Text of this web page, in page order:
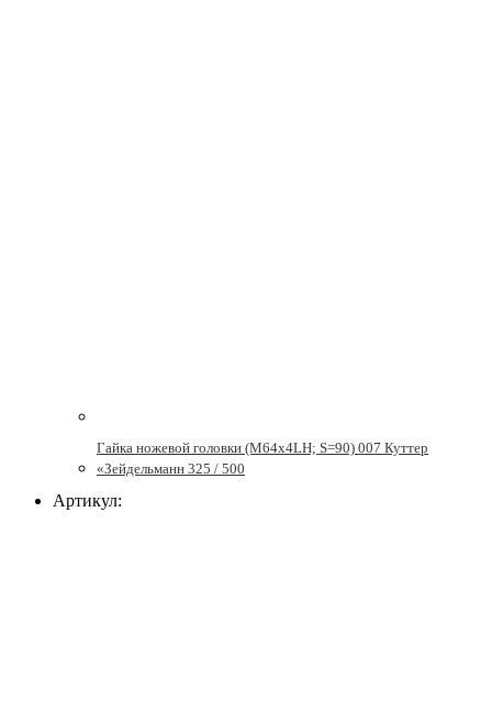
Гайка ножевой головки (М64х4LH; S=90) 007 Куттер
«Зейдельманн 325 / 500
Артикул: